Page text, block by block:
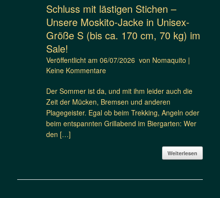
Schluss mit lästigen Stichen –
Unsere Moskito-Jacke in Unisex-
Größe S (bis ca. 170 cm, 70 kg) im
Sale!
Veröffentlicht am 06/07/2026 von Nomaquito |
Keine Kommentare
Der Sommer ist da, und mit ihm leider auch die
Zeit der Mücken, Bremsen und anderen
Plagegeister. Egal ob beim Trekking, Angeln oder
beim entspannten Grillabend im Biergarten: Wer
den […]
Weiterlesen